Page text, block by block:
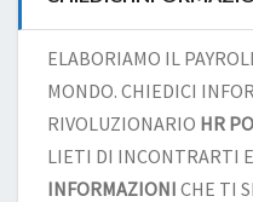
ELABORIAMO IL
MONDO. CHIEDICI
RIVOLUZIONARIO HR
LIETI DI INCONTRARTI
INFORMAZIONI CHE TI